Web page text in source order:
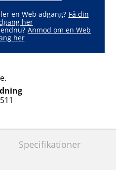
en Web adgang? Få din
her
Anmod om en Web
her
Specifikationer